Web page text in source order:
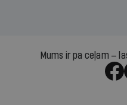
Mums ir pa ceļam —